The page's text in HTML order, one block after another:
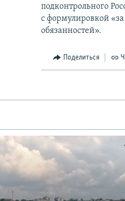
подконтрольного
с формулировкой
обязанностей».
Поделиться